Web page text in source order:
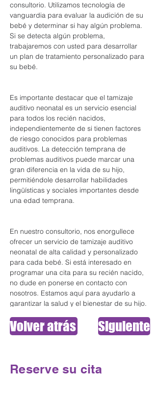
consultorio. Utilizamos tecnología de
vanguardia para evaluar la audición de su
bebé y determinar si hay algún problema.
Si se detecta algún problema,
trabajaremos con usted para desarrollar
un plan de tratamiento personalizado para
su bebé.
Es importante destacar que el tamizaje
auditivo neonatal es un servicio esencial
para todos los recién nacidos,
independientemente de si tienen factores
de riesgo conocidos para problemas
auditivos. La detección temprana de
problemas auditivos puede marcar una
gran diferencia en la vida de su hijo,
permitiéndole desarrollar habilidades
lingüísticas y sociales importantes desde
una edad temprana.
En nuestro consultorio, nos enorgullece
ofrecer un servicio de tamizaje auditivo
neonatal de alta calidad y personalizado
para cada bebé. Si está interesado en
programar una cita para su recién nacido,
no dude en ponerse en contacto con
nosotros. Estamos aquí para ayudarlo a
garantizar la salud y el bienestar de su hijo.
Volver atrás Siguiente
Reserve su cita